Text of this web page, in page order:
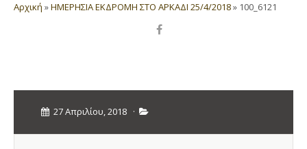
Αρχική »ΗΜΕΡΗΣΙΑ ΕΚΔΡΟΜΗ ΣΤΟ ΑΡΚΑΔΙ 25/4/2018» 100_6121
27 Απριλίου, 2018 ·